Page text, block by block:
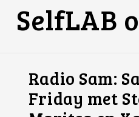
SelfLAB
Radio Sam:
Friday met